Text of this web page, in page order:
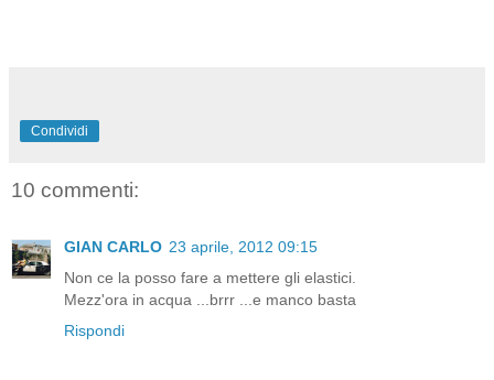
Condividi
10 commenti:
GIAN CARLO 23 aprile, 2012 09:15
Non ce la posso fare a mettere gli elastici.
Mezz'ora in acqua ...brrr ...e manco basta
Rispondi